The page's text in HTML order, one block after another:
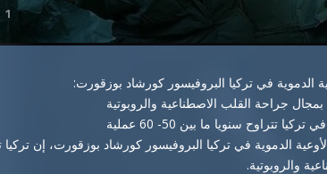
1
الدموية في تركيا البروفيسور كورشاد بوزقورت:
جراحة القلب الاصطناعية والروبوتية
سنويا ما بين 50- 60 عملية
الدموية في تركيا البروفيسور كورشاد بوزقورت، إن تركيا
والروبوتية.